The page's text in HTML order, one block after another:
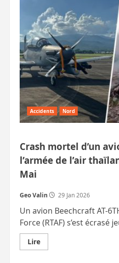
dément
les
rumeurs
de
base
secrète
à
Chiang
Mai
Accidents Nord
Crash mortel d’un
l’armée de l’air
Mai
Geo Valin 29 Jan 2026
Un avion Beechcraft AT-
Force (RTAF) s’est écrasé
LireEn
savoir